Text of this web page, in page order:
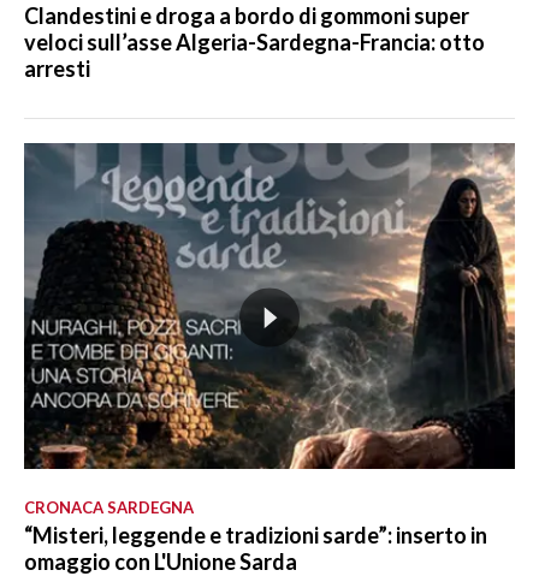
Clandestini e droga a bordo di gommoni super
veloci sull’asse Algeria-Sardegna-Francia: otto
arresti
CRONACA SARDEGNA
“Misteri, leggende e tradizioni sarde”: inserto in
omaggio con L'Unione Sarda